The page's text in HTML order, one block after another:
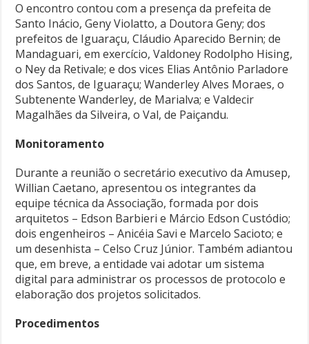
O encontro contou com a presença da prefeita de
Santo Inácio, Geny Violatto, a Doutora Geny; dos
prefeitos de Iguaraçu, Cláudio Aparecido Bernin; de
Mandaguari, em exercício, Valdoney Rodolpho Hising,
o Ney da Retivale; e dos vices Elias Antônio Parladore
dos Santos, de Iguaraçu; Wanderley Alves Moraes, o
Subtenente Wanderley, de Marialva; e Valdecir
Magalhães da Silveira, o Val, de Paiçandu.
Monitoramento
Durante a reunião o secretário executivo da Amusep,
Willian Caetano, apresentou os integrantes da
equipe técnica da Associação, formada por dois
arquitetos – Edson Barbieri e Márcio Edson Custódio;
dois engenheiros – Anicéia Savi e Marcelo Sacioto; e
um desenhista – Celso Cruz Júnior. Também adiantou
que, em breve, a entidade vai adotar um sistema
digital para administrar os processos de protocolo e
elaboração dos projetos solicitados.
Procedimentos